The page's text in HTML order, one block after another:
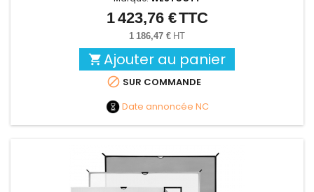
Prix
1 423,76 €TTC
1 186,47 € HT
 Ajouter au panier
 SUR COMMANDE
Date annoncée NC